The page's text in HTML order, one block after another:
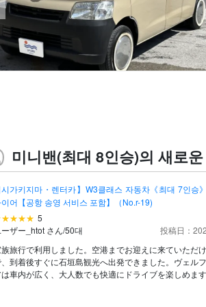
미니밴(최대 8인승)의 새로
가키지마・렌터카】W3클래스 자동차《최대 7인승
어【공항 송영 서비스 포함】（No.r-19)
5
ザー_htot さん/50대
投稿日：
旅行で利用しました。空港までお迎えに来ていただ
到着後すぐに石垣島観光へ出発できました。ヴェル
車内が広く、大人数でも快適にドライブを楽しめます